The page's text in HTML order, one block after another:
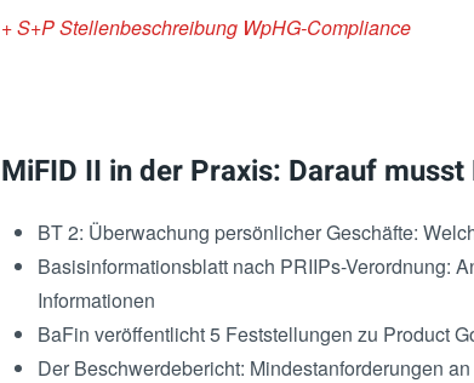
+ S+P Stellenbeschreibung WpHG-Compliance
MiFID II in der Praxis: Darauf
BT 2: Überwachung persönlicher Geschäfte:
Basisinformationsblatt nach PRIIPs-Verordnung:
Informationen
BaFin veröffentlicht 5 Feststellungen zu Product
Der Beschwerdebericht: Mindestanforderungen